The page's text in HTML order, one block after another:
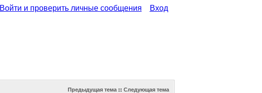
Войти и проверить личные сообщения Вход
Предыдущая тема:: Следующая тема